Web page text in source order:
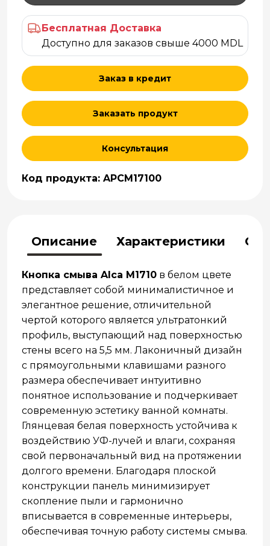
Бесплатная Доставка
Доступно для заказов свыше 4000 MDL
Заказ в кредит
Заказать продукт
Консультация
Код продукта: APCM17100
Описание Характеристики
Кнопка смыва Alca M1710 в белом цвете
представляет собой минималистичное и
элегантное решение, отличительной
чертой которого является ультратонкий
профиль, выступающий над поверхностью
стены всего на 5,5 мм. Лаконичный дизайн
с прямоугольными клавишами разного
размера обеспечивает интуитивно
понятное использование и подчеркивает
современную эстетику ванной комнаты.
Глянцевая белая поверхность устойчива к
воздействию УФ-лучей и влаги, сохраняя
свой первоначальный вид на протяжении
долгого времени. Благодаря плоской
конструкции панель минимизирует
скопление пыли и гармонично
вписывается в современные интерьеры,
обеспечивая точную работу системы смыва.